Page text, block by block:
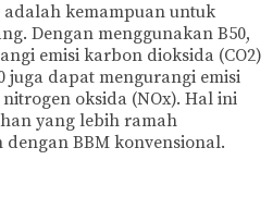
kemampuan untuk
Dengan menggunakan B50,
emisi karbon dioksida (CO2)
juga dapat mengurangi emisi
oksida (NOx). Hal ini
yang lebih ramah
BBM konvensional.